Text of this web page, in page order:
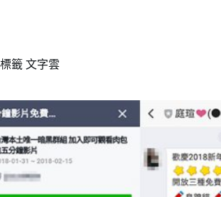
標籤 文字雲